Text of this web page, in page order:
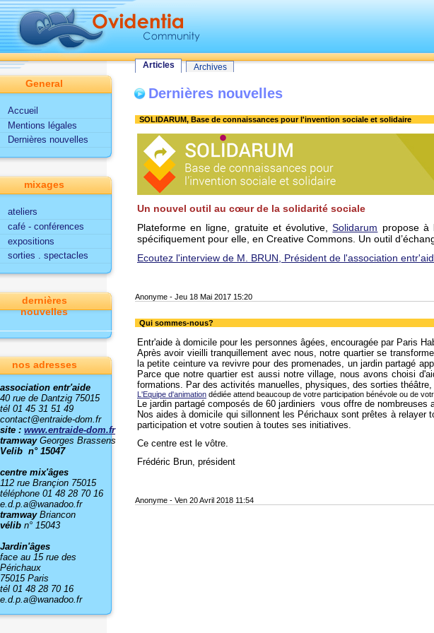
Tout le site
Articles
General
Dernières nouvelles
Articles Archives
Dernières nouvelles
SOLIDARUM, Base de connaissances pour l'invention sociale et solidaire
Un nouvel outil au cœur de la solidarité sociale
Plateforme en ligne, gratuite et évolutive,Solidarum propose à
spécifiquement pour elle, en Creative Commons. Un outil
Ecoutez l'interview de M. BRUN, Président de l'association
Anonyme - Jeu 18 Mai 2017 15:20
Qui sommes-nous?
Entr'aide à domicile pour les personnes âgées, encouragée par Paris
Après avoir vieilli tranquillement avec nous, notre quartier se
la petite ceinture va revivre pour des promenades, un jardin partagé
Parce que notre quartier est aussi notre village, nous avons choisi
formations. Par des activités manuelles, physiques, des sorties
L'Equipe d'animation dédiée attend beaucoup de votre participation bénévole ou de
Le jardin partagé composés de 60 jardiniers vous offre de nombreuses
Nos aides à domicile qui sillonnent les Périchaux sont prêtes à
participation et votre soutien à toutes ses initiatives.
Ce centre est le vôtre.
Frédéric Brun, président
Anonyme - Ven 20 Avril 2018 11:54
General
Accueil
Mentions légales
Dernières nouvelles
mixages
ateliers
café - conférences
expositions
sorties . spectacles
dernières
nouvelles
nos adresses
association entr'aide
40 rue de Dantzig 75015
tél 01 45 31 51 49
contact@entraide-dom.fr
site : www.entraide-dom.fr
tramway Georges Brassens
Velib n° 15047
centre mix'âges
112 rue Brançion 75015
téléphone 01 48 28 70 16
e.d.p.a@wanadoo.fr
tramwayBriancon
vélib n° 15043
Jardin'âges
face au 15 rue des
Périchaux
75015 Paris
tél 01 48 28 70 16
e.d.p.a@wanadoo.fr